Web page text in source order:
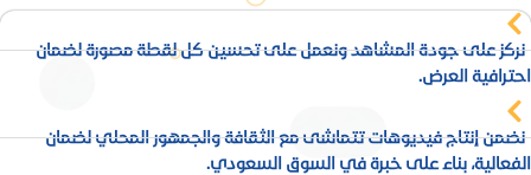
نركز على جودة المشاهد ونعمل على تحسين كل لقطة مصورة لضمان
احترافية العرض.
نضمن إنتاج فيديوهات تتماشى مع الثقافة والجمهور المحلي لضمان
الفعالية، بناء على خبرة في السوق السعودي.